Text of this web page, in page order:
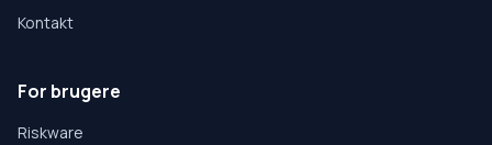
Kontakt
For brugere
Riskware